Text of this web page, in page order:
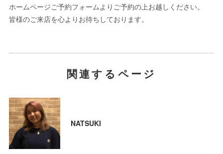
ホームページご予約フォームよりご予約の上お越しください。
皆様のご来店を心よりお待ちしております。
関連するページ
NATSUKI